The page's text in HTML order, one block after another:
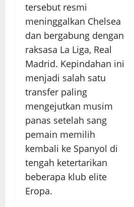
tersebut resmi
meninggalkan Chelsea
dan bergabung dengan
raksasa La Liga, Real
Madrid. Kepindahan ini
menjadi salah satu
transfer paling
mengejutkan musim
panas setelah sang
pemain memilih
kembali ke Spanyol di
tengah ketertarikan
beberapa klub elite
Eropa.